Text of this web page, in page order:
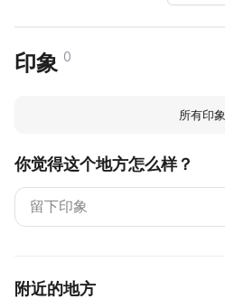
印象 0
所有印象
你觉得这个地方怎么样？
附近的地方